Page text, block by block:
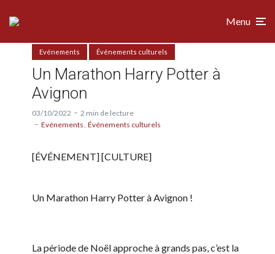
Menu
Evénements Événements culturels
Un Marathon Harry Potter à
Avignon
03/10/2022
2 min de lecture
Evénements Événements culturels
[ÉVÉNEMENT] [CULTURE]
Un Marathon Harry Potter à Avignon !
La période de Noël approche à grands pas, c’est la